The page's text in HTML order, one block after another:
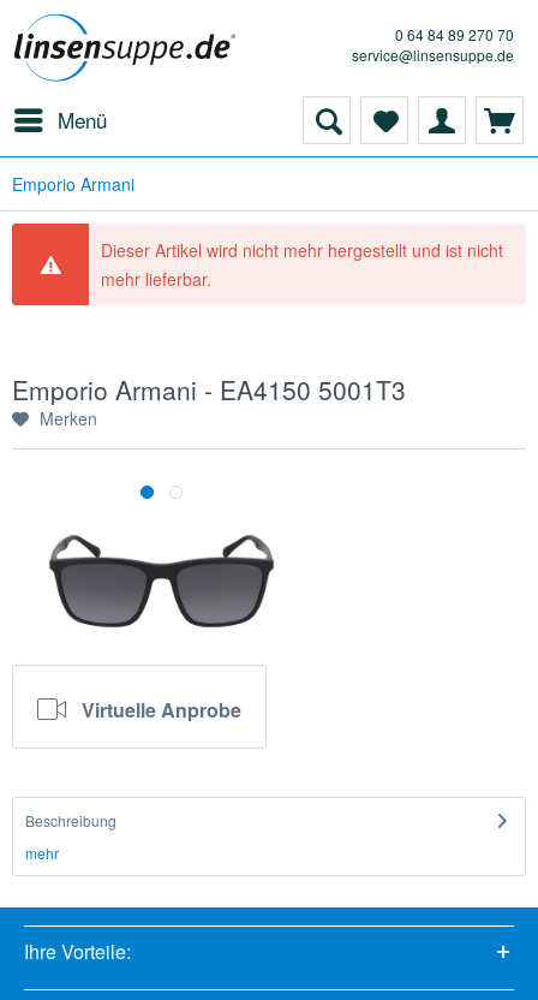
0 64 84 89 270 70
service@linsensuppe.de
Menü
Emporio Armani
Dieser Artikel wird nicht mehr hergestellt und ist nicht
mehr lieferbar.
Emporio Armani - EA4150 5001T3
Merken
Virtuelle Anprobe
Beschreibung
mehr
Ihre Vorteile: